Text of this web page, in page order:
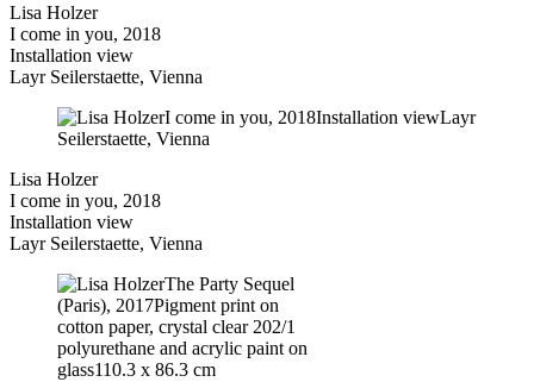
Lisa Holzer
I come in you, 2018
Installation view
Layr Seilerstaette, Vienna
Lisa Holzer
I come in you, 2018
Installation view
Layr Seilerstaette, Vienna